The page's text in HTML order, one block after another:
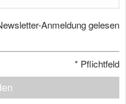
Anmeldung gelesen
* Pflichtfeld